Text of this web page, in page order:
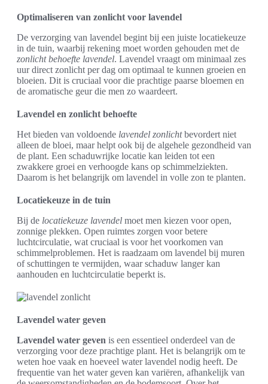
Optimaliseren van zonlicht voor lavendel
De verzorging van lavendel begint bij een juiste locatiekeuze
in de tuin, waarbij rekening moet worden gehouden met de
zonlicht behoefte lavendel. Lavendel vraagt om minimaal zes
uur direct zonlicht per dag om optimaal te kunnen groeien en
bloeien. Dit is cruciaal voor die prachtige paarse bloemen en
de aromatische geur die men zo waardeert.
Lavendel en zonlicht behoefte
Het bieden van voldoende lavendel zonlichtbevordert niet
alleen de bloei, maar helpt ook bij de algehele gezondheid van
de plant. Een schaduwrijke locatie kan leiden tot een
zwakkere groei en verhoogde kans op schimmelziekten.
Daarom is het belangrijk om lavendel in volle zon te planten.
Locatiekeuze in de tuin
Bij de locatiekeuze lavendel moet men kiezen voor open,
zonnige plekken. Open ruimtes zorgen voor betere
luchtcirculatie, wat cruciaal is voor het voorkomen van
schimmelproblemen. Het is raadzaam om lavendel bij muren
of schuttingen te vermijden, waar schaduw langer kan
aanhouden en luchtcirculatie beperkt is.
Lavendel water geven
Lavendel water geven is een essentieel onderdeel van de
verzorging voor deze prachtige plant. Het is belangrijk om te
weten hoe vaak en hoeveel water lavendel nodig heeft. De
frequentie van het water geven kan variëren, afhankelijk van